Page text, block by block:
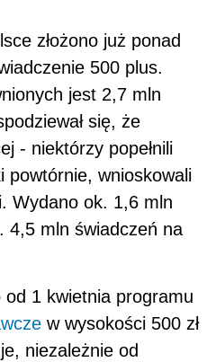
złożono już ponad
500 plus.
jest 2,7 mln
się, że
- niektórzy popełnili
powtórnie, wnioskowali
Wydano ok. 1,6 mln
4,5 mln świadczeń na
od 1 kwietnia programu
w wysokości 500 zł
niezależnie od